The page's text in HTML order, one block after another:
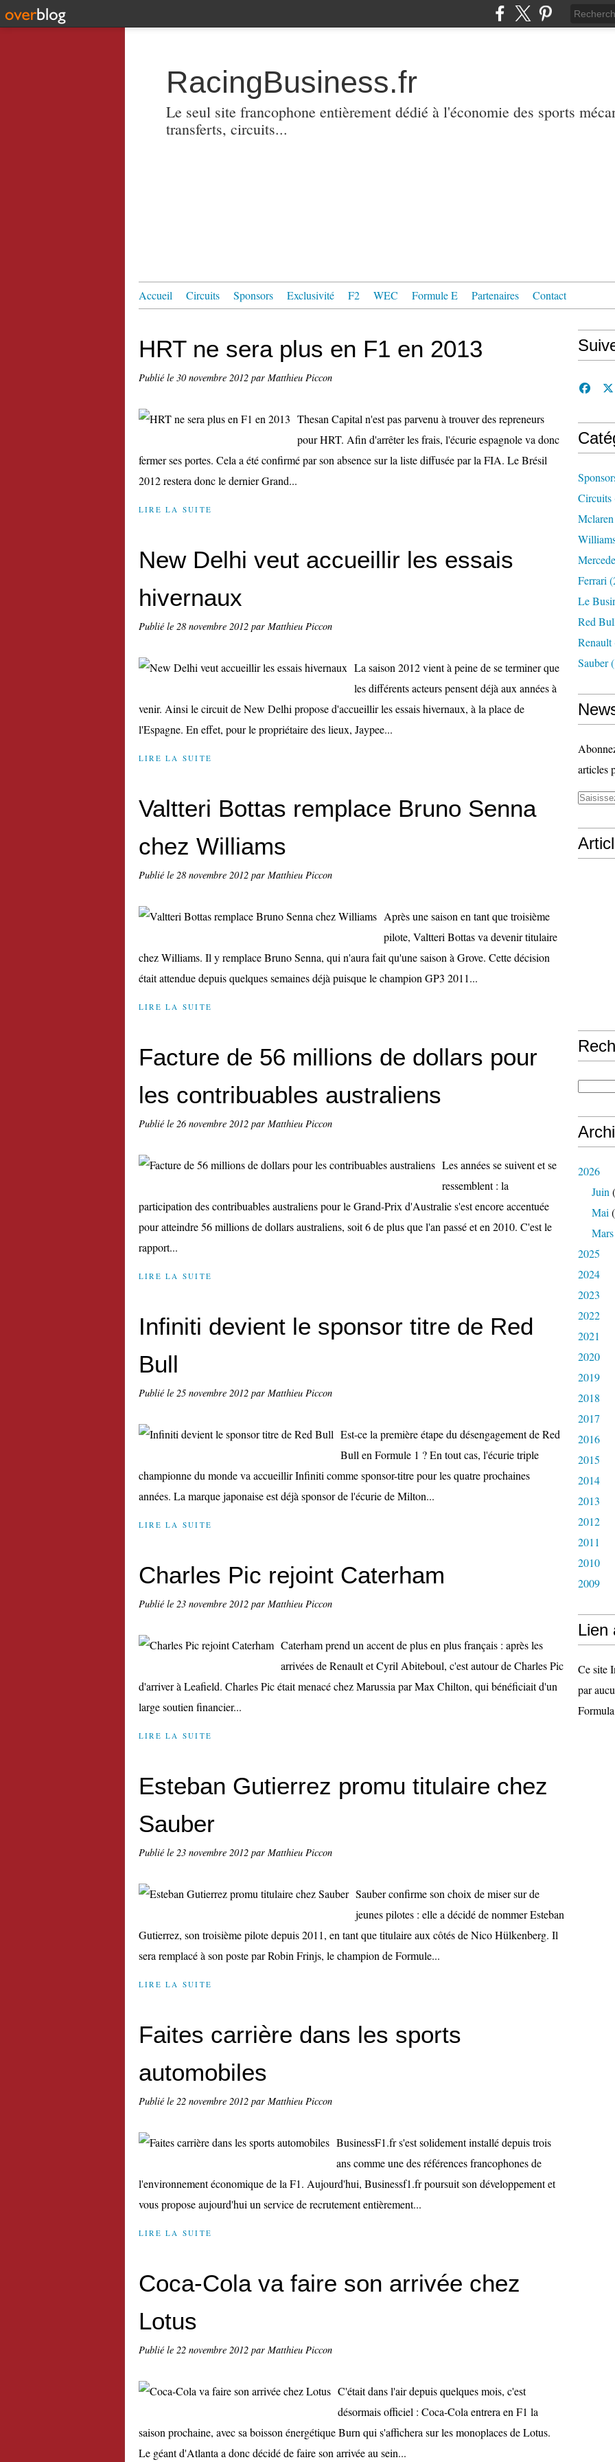
RacingBusiness.fr
Le seul site francophone entièrement dédié à l'économie des sports
transferts, circuits...
Accueil Circuits Sponsors Exclusivité F2 WEC Formule E Partenaires Contact
HRT ne sera plus en F1 en 2013
Publié le 30 novembre 2012 par Matthieu Piccon
Thesan Capital n'est pas parvenu à trouver des repreneurs
pour HRT. Afin d'arrêter les frais, l'écurie espagnole va donc
fermer ses portes. Cela a été confirmé par son absence sur la liste diffusée par la FIA. Le Brésil
2012 restera donc le dernier Grand...
LIRE LA SUITE
New Delhi veut accueillir les essais
hivernaux
Publié le 28 novembre 2012 par Matthieu Piccon
La saison 2012 vient à peine de se terminer que
les différents acteurs pensent déjà aux années à
venir. Ainsi le circuit de New Delhi propose d'accueillir les essais hivernaux, à la place de
l'Espagne. En effet, pour le propriétaire des lieux, Jaypee...
LIRE LA SUITE
Valtteri Bottas remplace Bruno Senna
chez Williams
Publié le 28 novembre 2012 par Matthieu Piccon
Après une saison en tant que troisième
pilote, Valtteri Bottas va devenir titulaire
chez Williams. Il y remplace Bruno Senna, qui n'aura fait qu'une saison à Grove. Cette décision
était attendue depuis quelques semaines déjà puisque le champion GP3 2011...
LIRE LA SUITE
Facture de 56 millions de dollars pour
les contribuables australiens
Publié le 26 novembre 2012 par Matthieu Piccon
Les années se suivent et se
ressemblent : la
participation des contribuables australiens pour le Grand-Prix d'Australie s'est encore accentuée
pour atteindre 56 millions de dollars australiens, soit 6 de plus que l'an passé et en 2010. C'est le
rapport...
LIRE LA SUITE
Infiniti devient le sponsor titre de Red
Bull
Publié le 25 novembre 2012 par Matthieu Piccon
Est-ce la première étape du désengagement de Red
Bull en Formule 1 ? En tout cas, l'écurie triple
championne du monde va accueillir Infiniti comme sponsor-titre pour les quatre prochaines
années. La marque japonaise est déjà sponsor de l'écurie de Milton...
LIRE LA SUITE
Charles Pic rejoint Caterham
Publié le 23 novembre 2012 par Matthieu Piccon
Caterham prend un accent de plus en plus français : après les
arrivées de Renault et Cyril Abiteboul, c'est autour de Charles Pic
d'arriver à Leafield. Charles Pic était menacé chez Marussia par Max Chilton, qui bénéficiait d'un
large soutien financier...
LIRE LA SUITE
Esteban Gutierrez promu titulaire chez
Sauber
Publié le 23 novembre 2012 par Matthieu Piccon
Sauber confirme son choix de miser sur de
jeunes pilotes : elle a décidé de nommer Esteban
Gutierrez, son troisième pilote depuis 2011, en tant que titulaire aux côtés de Nico Hülkenberg. Il
sera remplacé à son poste par Robin Frinjs, le champion de Formule...
LIRE LA SUITE
Faites carrière dans les sports
automobiles
Publié le 22 novembre 2012 par Matthieu Piccon
BusinessF1.fr s'est solidement installé depuis trois
ans comme une des références francophones de
l'environnement économique de la F1. Aujourd'hui, Businessf1.fr poursuit son développement et
vous propose aujourd'hui un service de recrutement entièrement...
LIRE LA SUITE
Coca-Cola va faire son arrivée chez
Lotus
Publié le 22 novembre 2012 par Matthieu Piccon
C'était dans l'air depuis quelques mois, c'est
désormais officiel : Coca-Cola entrera en F1 la
saison prochaine, avec sa boisson énergétique Burn qui s'affichera sur les monoplaces de Lotus.
Le géant d'Atlanta a donc décidé de faire son arrivée au sein...
Circuits
Mclaren
Ferrari
Le
Red
Renault
Sauber
articles
2026
Juin
Mai
Mars
2025
2024
2023
2022
2021
2020
2019
2018
2017
2016
2015
2014
2013
2012
2011
2010
2009
Lien
Ce site
par